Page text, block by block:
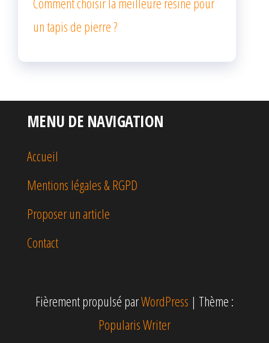
un tapis de pierre ?
MENU DE NAVIGATION
Accueil
Mentions légales & RGPD
Proposer un article
Contact
Fièrement propulsé parWordPress | Thème :
Popularis Writer